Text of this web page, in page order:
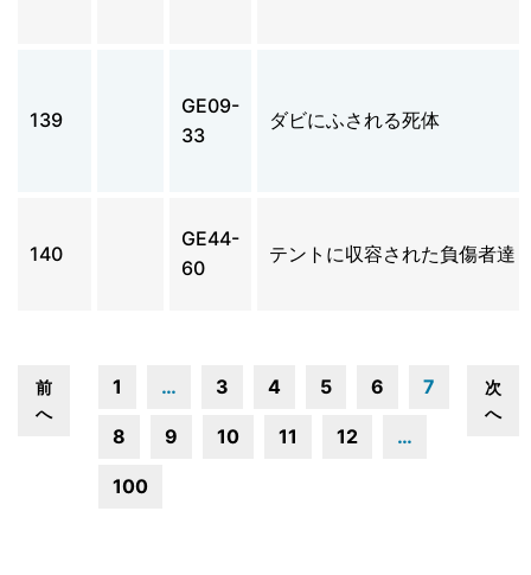
139
GE09-
33
ダビにふされる死体
140
GE44-
60
テントに収容された負傷者達
前
へ
1 … 3 4 5 6 7
8 9 10 11 12 …
100
次
へ